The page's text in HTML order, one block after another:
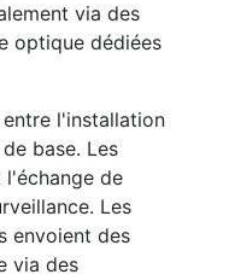
via des
optique dédiées
l'installation
base. Les
de
Les
envoient des
via des